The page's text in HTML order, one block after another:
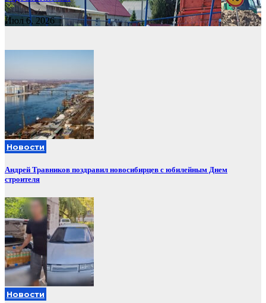
Июл 6, 2026
Новости
Андрей Травников поздравил новосибирцев с юбилейным Днем
строителя
Новости